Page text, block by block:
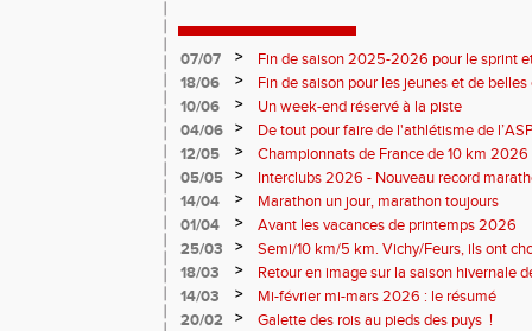
07/07 >
Fin de saison 2025-2026 pour le sprint
18/06
>
Fin de saison pour les jeunes et de
10/06
>
Un week-end réservé à la piste
04/06
>
De tout pour faire de l'athlétisme de
monde souriant
12/05 >
Championnats de France de 10 km
Soirées piste
05/05 >
Interclubs 2026 - Nouveau record
résultats
14/04 >
Marathon un jour, marathon toujours
01/04
>
Avant les vacances de printemps 2026
25/03
>
Semi/10 km/5 km. Vichy/Feurs, ils ont
18/03
>
Retour en image sur la saison hivernale
14/03
>
Mi-février mi-mars 2026 : le résumé
20/02
>
Galette des rois au pieds des puys !